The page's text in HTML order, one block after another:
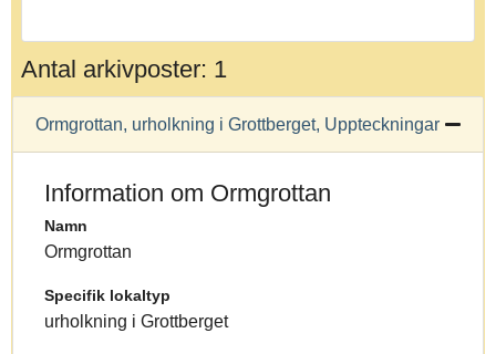
Antal arkivposter: 1
Ormgrottan, urholkning i Grottberget, Uppteckningar
Information om Ormgrottan
Namn
Ormgrottan
Specifik lokaltyp
urholkning i Grottberget